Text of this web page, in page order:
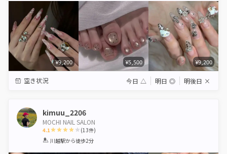
¥9,200 ¥5,500 ¥9,200
空き状況 今日 △ 明日 ◎ 明後日 ×
kimuu_2206
MOCHI NAIL SALON
4.1
1 2 3 4 5
(13件)
川越駅から徒歩2分